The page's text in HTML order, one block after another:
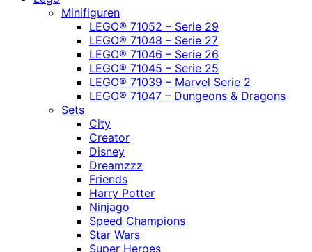
Minifiguren
LEGO® 71052 – Serie 29
LEGO® 71048 – Serie 27
LEGO® 71046 – Serie 26
LEGO® 71045 – Serie 25
LEGO® 71039 – Marvel Serie 2
LEGO® 71047 – Dungeons & Dragons
Sets
City
Creator
Disney
Dreamzzz
Friends
Harry Potter
Ninjago
Speed Champions
Star Wars
Super Heroes